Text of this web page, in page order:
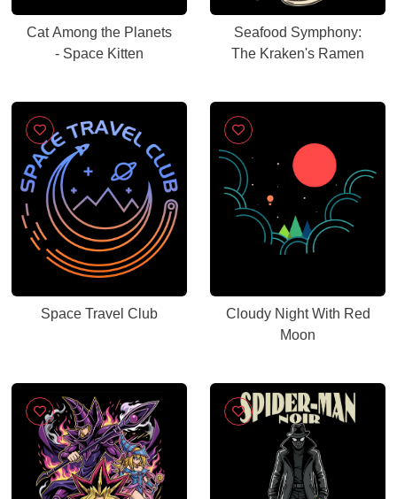
Cat Among the Planets
- Space Kitten
Seafood Symphony:
The Kraken's Ramen
Space Travel Club
Cloudy Night With Red
Moon